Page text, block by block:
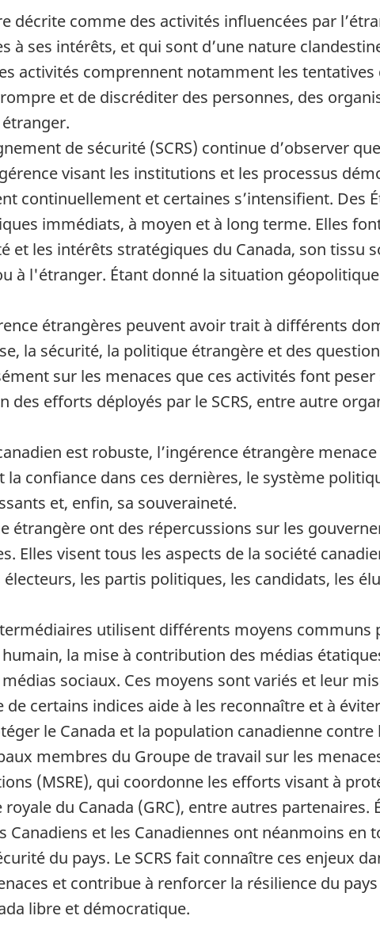
décrite comme des activités influencées par
à ses intérêts, et qui sont d’une nature
activités comprennent notamment les tentatives
et de discréditer des personnes, des
de sécurité (SCRS) continue d’observer
visant les institutions et les processus
continuellement et certaines s’intensifient. Des
immédiats, à moyen et à long terme. Elles
et les intérêts stratégiques du Canada, son tissu
à l'étranger. Étant donné la situation
étrangères peuvent avoir trait à différents
la sécurité, la politique étrangère et des
sur les menaces que ces activités font
des efforts déployés par le SCRS, entre autre
est robuste, l’ingérence étrangère
confiance dans ces dernières, le système
et, enfin, sa souveraineté.
étrangère ont des répercussions sur les
Elles visent tous les aspects de la société
les partis politiques, les candidats, les
utilisent différents moyens
la mise à contribution des médias
sociaux. Ces moyens sont variés et leur
certains indices aide à les reconnaître et à
le Canada et la population canadienne
membres du Groupe de travail sur les
(MSRE), qui coordonne les efforts visant à
du Canada (GRC), entre autres
Canadiens et les Canadiennes ont néanmoins
du pays. Le SCRS fait connaître ces enjeux
et contribue à renforcer la résilience du
libre et démocratique.